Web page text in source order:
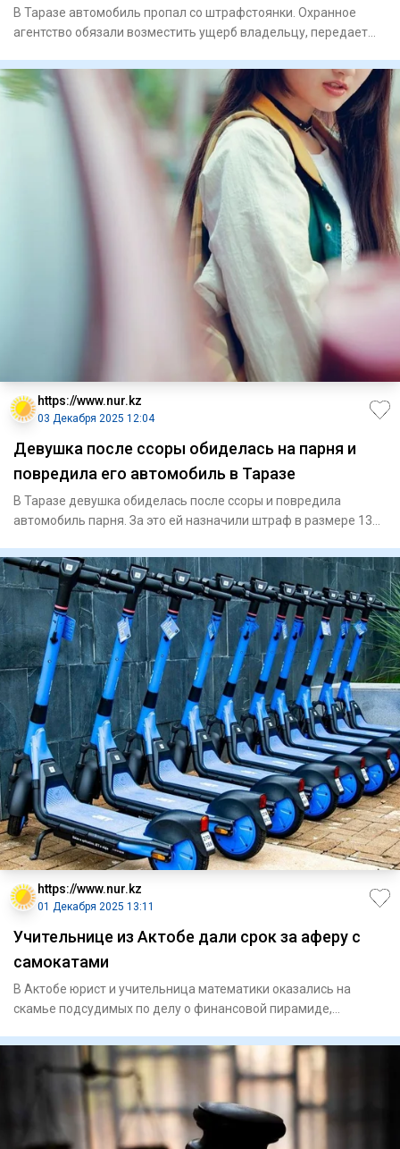
В Таразе автомобиль пропал со штрафстоянки. Охранное
агентство обязали возместить ущерб владельцу, передает
https://www.nur.kz
03 Декабря 2025 12:04
Девушка после ссоры обиделась на парня и
повредила его автомобиль в Таразе
В Таразе девушка обиделась после ссоры и повредила
автомобиль парня. За это ей назначили штраф в размере 137
https://www.nur.kz
01 Декабря 2025 13:11
Учительнице из Актобе дали срок за аферу с
самокатами
В Актобе юрист и учительница математики оказались на
скамье подсудимых по делу о финансовой пирамиде,